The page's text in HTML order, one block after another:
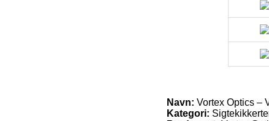
Navn: Vortex Optics –
Kategori: